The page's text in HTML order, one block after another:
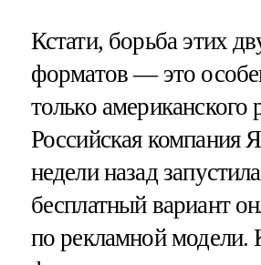
Кстати, борьба этих
форматов — это
только американского
Российская компания
недели назад
бесплатный вариант
по рекламной модели.